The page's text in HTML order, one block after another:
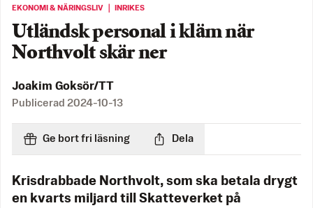
EKONOMI & NÄRINGSLIV ｜ INRIKES
Utländsk personal i kläm när
Northvolt skär ner
Joakim Goksör/TT
Publicerad 2024-10-13
Ge bort fri läsning Dela
Krisdrabbade Northvolt, som ska betala drygt
en kvarts miljard till Skatteverket på